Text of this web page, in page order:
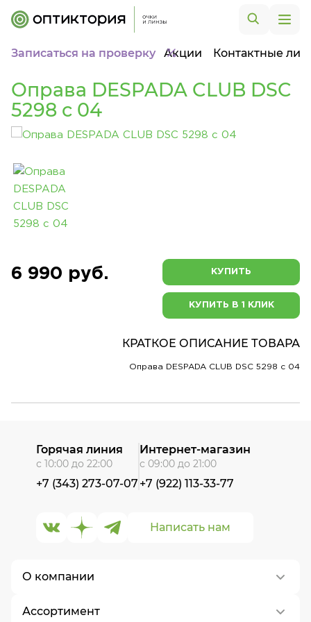
Записаться на проверку Акции Контактные
Оправа DESPADA CLUB DSC
5298 c 04
6 990 руб. КУПИТЬ
КУПИТЬ В 1 КЛИК
КРАТКОЕ ОПИСАНИЕ ТОВАРА
Оправа DESPADA CLUB DSC 5298 c 04
О компании
О нас
Ассортимент
Написать нам
Горячая линия
с 10:00 до 22:00
+7 (343) 273-07-07
Интернет-магазин
с 09:00 до 21:00
+7 (922) 113-33-77